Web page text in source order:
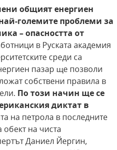
общият енергиен
големите проблеми за
– опасността от
в Руската академия
среди са
пазар ще позволи
собствени правила в
По този начин ще се
диктат в
на петрола в последните
обект на чиста
Даниел Йергин,